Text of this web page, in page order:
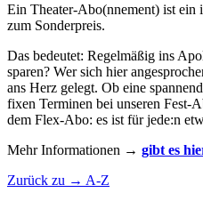
Ein Theater‑Abo(nnement) ist ein
zum Sonderpreis.
Das bedeutet: Regelmäßig ins
sparen? Wer sich hier
ans Herz gelegt. Ob eine
fixen Terminen bei unseren Fest-
dem Flex-Abo: es ist für jede:n
Mehr Informationen → gibt es
Zurück zu → A-Z